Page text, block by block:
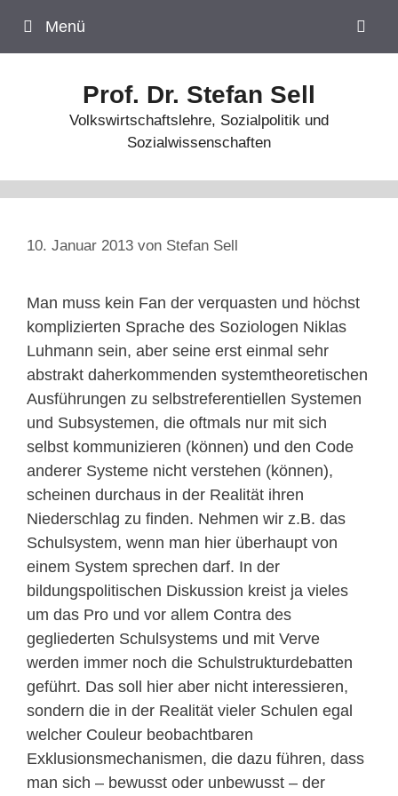
Inhalt
springen
Menü
Prof. Dr. Stefan Sell
Volkswirtschaftslehre, Sozialpolitik und
Sozialwissenschaften
10. Januar 2013 von Stefan Sell
Man muss kein Fan der verquasten und höchst
komplizierten Sprache des Soziologen Niklas
Luhmann sein, aber seine erst einmal sehr
abstrakt daherkommenden systemtheoretischen
Ausführungen zu selbstreferentiellen Systemen
und Subsystemen, die oftmals nur mit sich
selbst kommunizieren (können) und den Code
anderer Systeme nicht verstehen (können),
scheinen durchaus in der Realität ihren
Niederschlag zu finden. Nehmen wir z.B. das
Schulsystem, wenn man hier überhaupt von
einem System sprechen darf. In der
bildungspolitischen Diskussion kreist ja vieles
um das Pro und vor allem Contra des
gegliederten Schulsystems und mit Verve
werden immer noch die Schulstrukturdebatten
geführt. Das soll hier aber nicht interessieren,
sondern die in der Realität vieler Schulen egal
welcher Couleur beobachtbaren
Exklusionsmechanismen, die dazu führen, dass
man sich – bewusst oder unbewusst – der